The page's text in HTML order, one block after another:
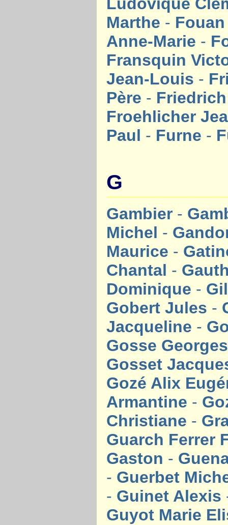
Marthe -
Anne-Marie -
Fransquin
Jean-Louis -
Père -
Froehlicher
Paul - Furne -
G
Gambier -
Michel -
Maurice -
Chantal -
Dominique -
Gobert Jules -
Jacqueline -
Gosse
Gosset
Gozé Alix
Armantine -
Christiane -
Guarch Ferrer
Gaston -
- Guerbet
- Guinet Alexis
Guyot Marie